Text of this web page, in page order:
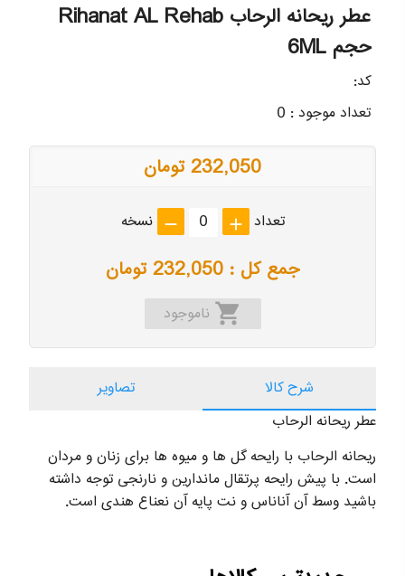
عطر ریحانه الرحاب Rihanat AL Rehab
حجم 6ML
کد:
تعداد موجود : 0
232,050 تومان
تعداد add
remove نسخه
جمع کل : 232,050تومان
shopping_cart ناموجود
شرح کالا
تصاویر
عطر ریحانه الرحاب
ریحانه الرحاب با رایحه گل ها و میوه ها برای زنان و مردان
است. با پیش رایحه پرتقال ماندارین و نارنجی توجه داشته
باشید وسط آن آناناس و نت پایه آن نعناع هندی است.